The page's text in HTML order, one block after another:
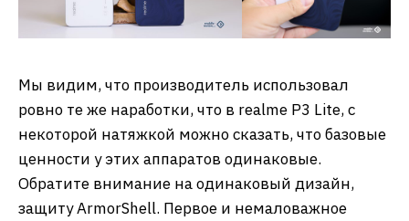
Мы видим, что производитель использовал
ровно те же наработки, что в realme P3 Lite, с
некоторой натяжкой можно сказать, что базовые
ценности у этих аппаратов одинаковые.
Обратите внимание на одинаковый дизайн,
защиту ArmorShell. Первое и немаловажное